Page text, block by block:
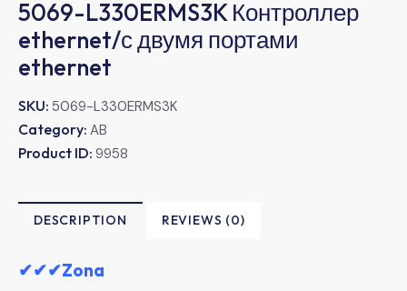
5069-L330ERMS3K Контроллер
ethernet/с двумя портами
ethernet
SKU: 5069-L330ERMS3K
Category: AB
Product ID: 9958
DESCRIPTION REVIEWS (0)
✔✔✔Zona